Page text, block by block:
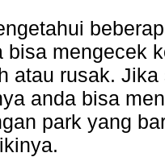
bisa mengecek
atau rusak.
anda bisa
park yang